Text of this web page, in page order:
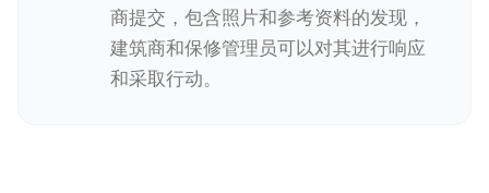
商提交，包含照片和参考资料的发现，
建筑商和保修管理员可以对其进行响应
和采取行动。